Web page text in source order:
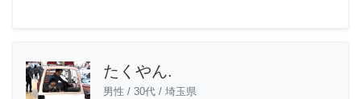
たくやん.
男性 / 30代 / 埼玉県